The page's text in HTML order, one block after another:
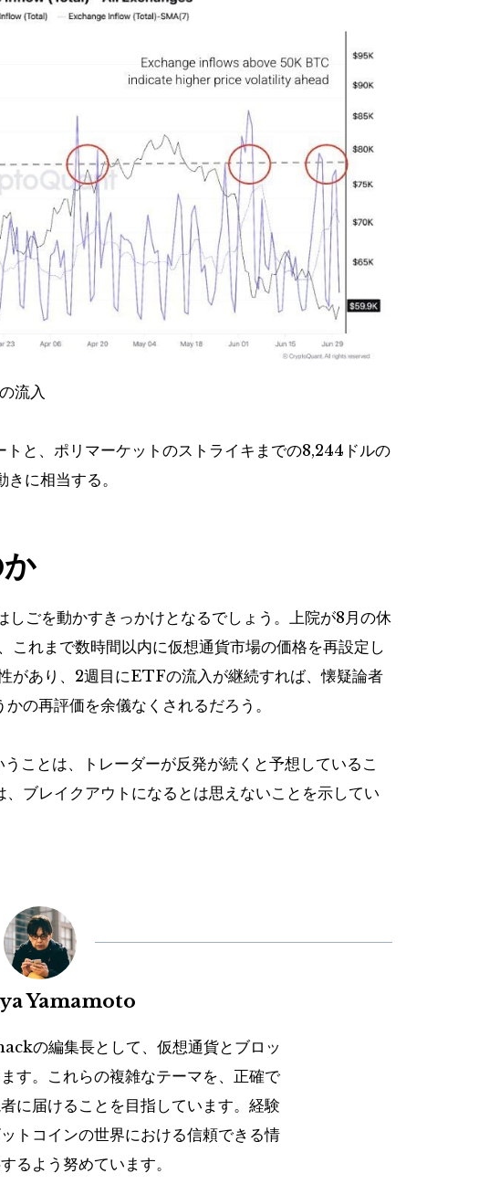
流入
と、ポリマーケットのストライキまでの8,244ドルの
に相当する。
ごを動かすきっかけとなるでしょう。上院が8月の休
これまで数時間以内に仮想通貨市場の価格を再設定し
があり、2週目にETFの流入が継続すれば、懐疑論者
の再評価を余儀なくされるだろう。
ことは、トレーダーが反発が続くと予想しているこ
ブレイクアウトになるとは思えないことを示してい
Yamamoto
の編集長として、仮想通貨とブロッ
す。これらの複雑なテーマを、正確で
に届けることを目指しています。経験
トコインの世界における信頼できる情
るよう努めています。